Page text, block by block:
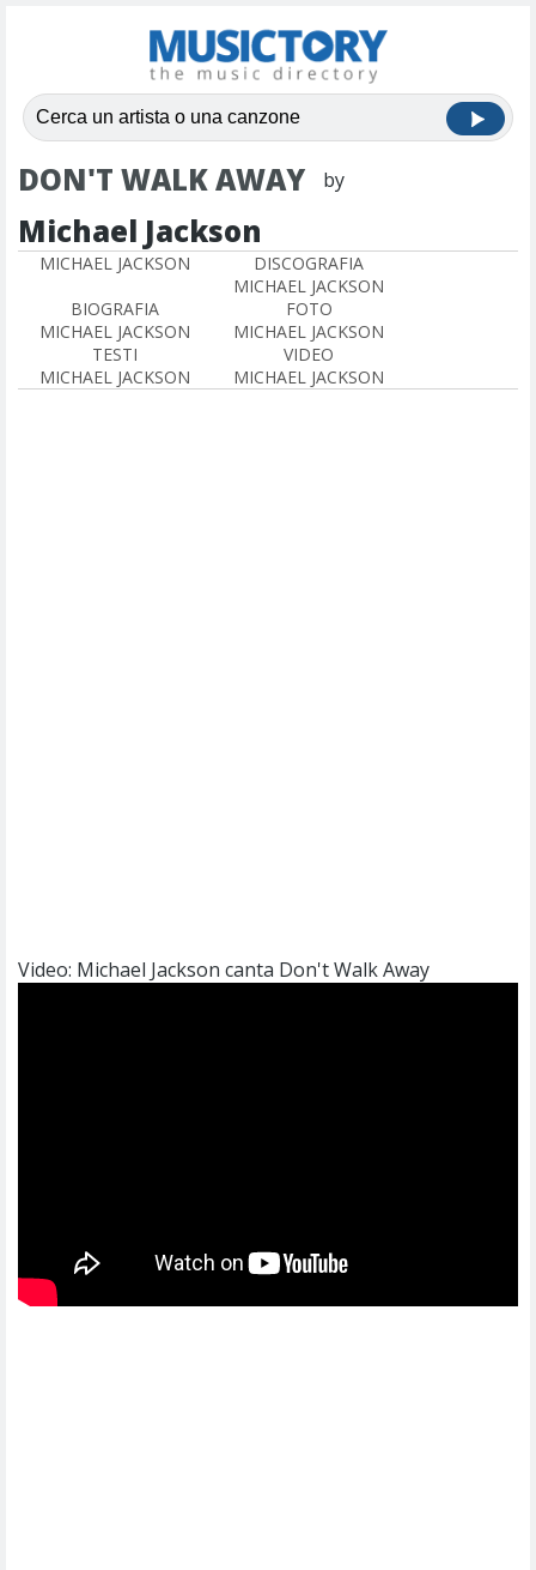
DON'T WALK AWAY by
Michael Jackson
MICHAEL JACKSON
DISCOGRAFIA
MICHAEL JACKSON
BIOGRAFIA
MICHAEL JACKSON
FOTO
MICHAEL JACKSON
TESTI
MICHAEL JACKSON
VIDEO
MICHAEL JACKSON
Video: Michael Jackson canta Don't Walk Away